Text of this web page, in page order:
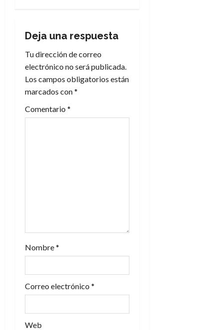
c
i
ó
n
r
a
d
a
s
Deja una respuesta
Tu dirección de correo
electrónico no será publicada.
Los campos obligatorios están
marcados con*
Comentario *
Nombre*
Correo electrónico *
Web